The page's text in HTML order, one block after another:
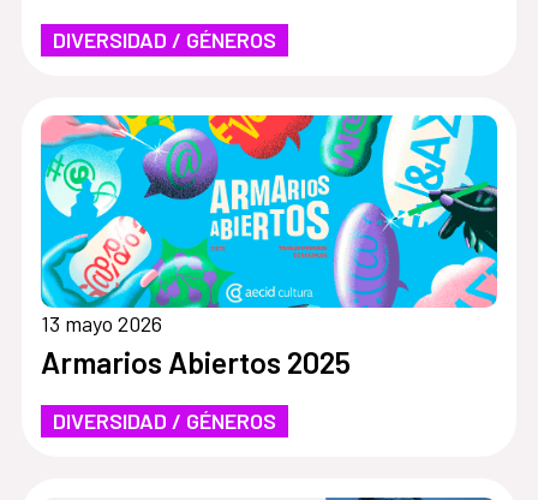
DIVERSIDAD / GÉNEROS
13 mayo 2026
Armarios Abiertos 2025
DIVERSIDAD / GÉNEROS